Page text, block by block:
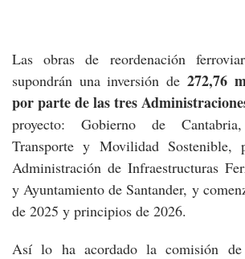
Las obras de reordenación
supondrán una inversión de 272,76
por parte de las tres
proyecto: Gobierno de
Transporte y Movilidad
Administración de Infraestructuras
y Ayuntamiento de Santander, y
de 2025 y principios de 2026.
Así lo ha acordado la comisión de